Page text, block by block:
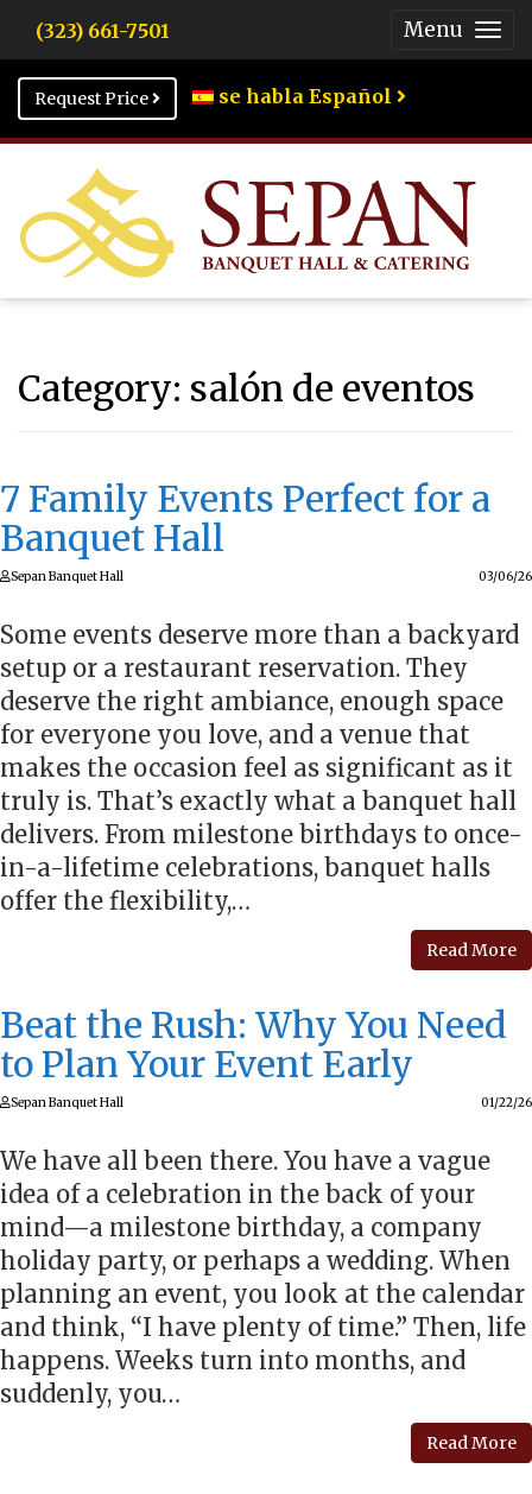
(323) 661-7501 Menu
Request Price
se habla Español
Category: salón de eventos
7 Family Events Perfect for a
Banquet Hall
Sepan Banquet Hall 03/06/26
Some events deserve more than a backyard
setup or a restaurant reservation. They
deserve the right ambiance, enough space
for everyone you love, and a venue that
makes the occasion feel as significant as it
truly is. That’s exactly what a banquet hall
delivers. From milestone birthdays to once-
in-a-lifetime celebrations, banquet halls
offer the flexibility,…
Read More
Beat the Rush: Why You Need
to Plan Your Event Early
Sepan Banquet Hall 01/22/26
We have all been there. You have a vague
idea of a celebration in the back of your
mind—a milestone birthday, a company
holiday party, or perhaps a wedding. When
planning an event, you look at the calendar
and think, “I have plenty of time.” Then, life
happens. Weeks turn into months, and
suddenly, you…
Read More